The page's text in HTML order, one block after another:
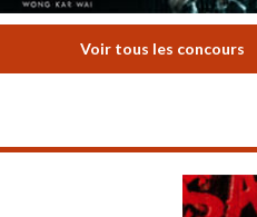
Voir tous les concours